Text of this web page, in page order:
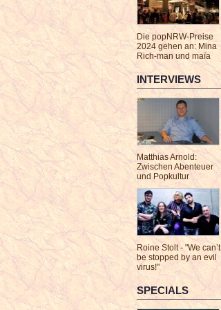
Die popNRW-Preise
2024 gehen an: Mina
Rich-man und maïa
INTERVIEWS
Matthias Arnold:
Zwischen Abenteuer
und Popkultur
Roine Stolt - "We can’t
be stopped by an evil
virus!"
SPECIALS